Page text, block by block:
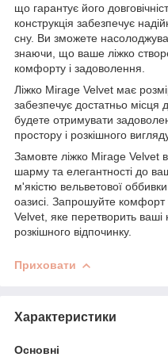
що гарантує його
конструкція забезпечує
сну. Ви зможете
знаючи, що ваше ліжко
комфорту і задоволення.
Ліжко Mirage Velvet має
забезпечує достатньо місця
будете отримувати
простору і розкішного
Замовте ліжко Mirage Velvet
шарму та елегантності до
м'якістю вельветової
оазисі. Запрошуйте
Velvet, яке перетворить ваші
розкішного відпочинку.
Приховати
Характеристики
Основні